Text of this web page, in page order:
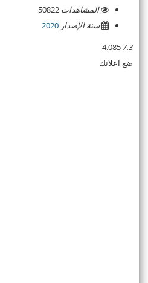
المشاهدات 50822
سنة الإصدار 2020
7.3
4.085
ضع اعلانك